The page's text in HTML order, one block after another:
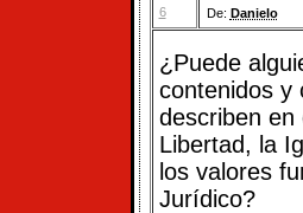
6 De: Danielo
¿Puede
contenidos y
describen en
Libertad, la
los valores
Jurídico?